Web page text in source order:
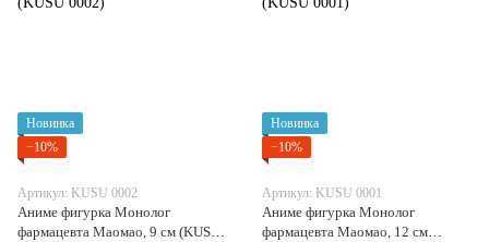
Новинка
−10%
Артикул: KUSU 0002
Аниме фигурка Монолог
фармацевта Маомао, 9 см (KUSU
Новинка
−10%
Артикул: KUSU 0001
Аниме фигурка Монолог
фармацевта Маомао, 12 см